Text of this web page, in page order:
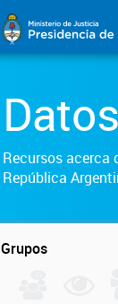
Datos
Recursos acerca
República
Grupos